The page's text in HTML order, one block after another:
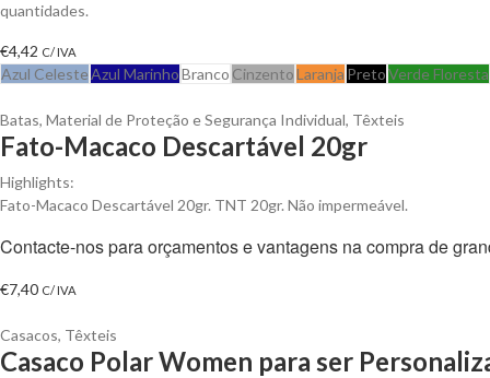
quantidades.
€4,42 C/ IVA
Azul CelesteAzul MarinhoBranco CinzentoLaranja PretoVerde Floresta
Batas, Material de Proteção e Segurança Individual, Têxteis
Fato-Macaco Descartável 20gr
Highlights:
Fato-Macaco Descartável 20gr. TNT 20gr. Não impermeável.
Contacte-nos para orçamentos e vantagens na compra de
€7,40 C/ IVA
Casacos, Têxteis
Casaco Polar Women para ser